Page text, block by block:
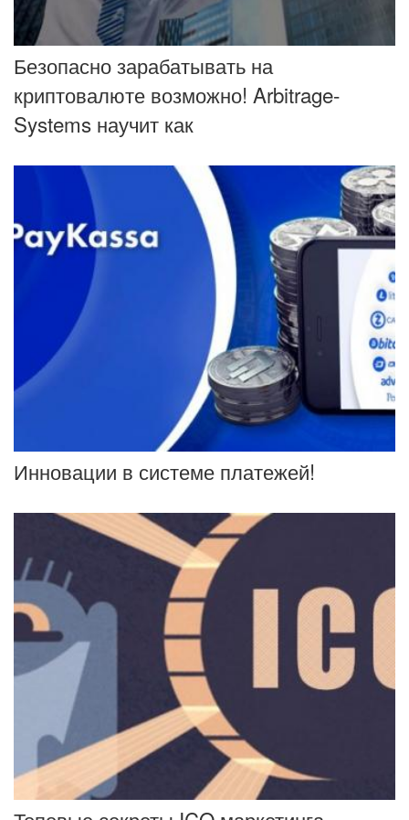
​Безопасно зарабатывать на
криптовалюте возможно! Arbitrage-
Systems научит как
Инновации в системе платежей!